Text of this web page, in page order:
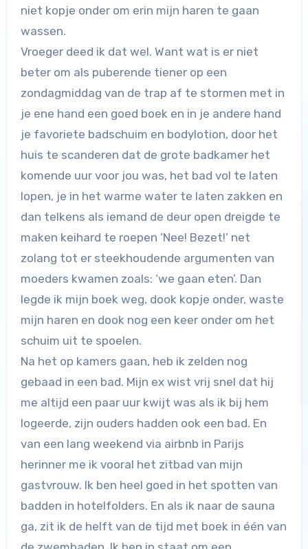
niet kopje onder om erin mijn haren te gaan
wassen.
Vroeger deed ik dat wel. Want wat is er niet
beter om als puberende tiener op een
zondagmiddag van de trap af te stormen met in
je ene hand een goed boek en in je andere hand
je favoriete badschuim en bodylotion, door het
huis te scanderen dat de grote badkamer het
komende uur voor jou was, het bad vol te laten
lopen, je in het warme water te laten zakken en
dan telkens als iemand de deur open dreigde te
maken keihard te roepen ‘Nee! Bezet!’ net
zolang tot er steekhoudende argumenten van
moeders kwamen zoals: ‘we gaan eten’. Dan
legde ik mijn boek weg, dook kopje onder, waste
mijn haren en dook nog een keer onder om het
schuim uit te spoelen.
Na het op kamers gaan, heb ik zelden nog
gebaad in een bad. Mijn ex wist vrij snel dat hij
me altijd een paar uur kwijt was als ik bij hem
logeerde, zijn ouders hadden ook een bad. En
van een lang weekend via airbnb in Parijs
herinner me ik vooral het zitbad van mijn
gastvrouw. Ik ben heel goed in het spotten van
badden in hotelfolders. En als ik naar de sauna
ga, zit ik de helft van de tijd met boek in één van